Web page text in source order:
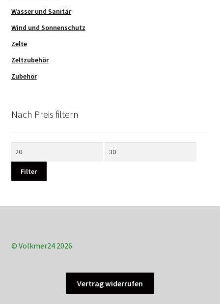
Wasser und Sanitär
Wind und Sonnenschutz
Zelte
Zeltzubehör
Zubehör
Nach Preis filtern
Filter
© Volkmer24 2026
Vertrag widerrufen